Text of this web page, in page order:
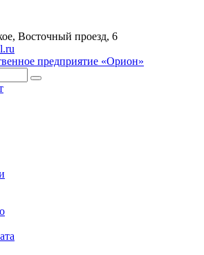
Восточный проезд, 6